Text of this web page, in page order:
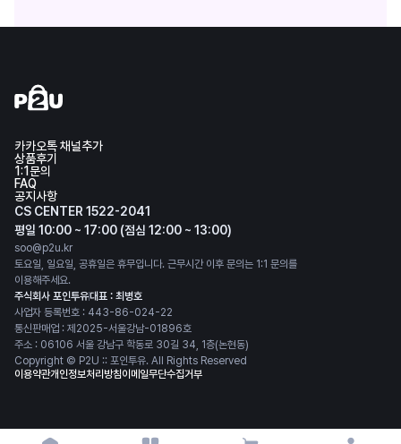
카카오톡 채널추가
상품후기
1:1문의
FAQ
공지사항
CS CENTER 1522-2041
평일 10:00 ~ 17:00 (점심 12:00 ~ 13:00)
soo@p2u.kr
토요일, 일요일, 공휴일은 휴무입니다. 근무시간 이후 문의는 1:1 문의를
이용해주세요.
주식회사 포인투유대표 : 최병호
사업자 등록번호 : 443-86-024-22
통신판매업 : 제2025-서울강남-01896호
주소 : 06106 서울 강남구 학동로 30길 34, 1층(논현동)
Copyright © P2U :: 포인투유. All Rights Reserved
이용약관개인정보처리방침이메일무단수집거부